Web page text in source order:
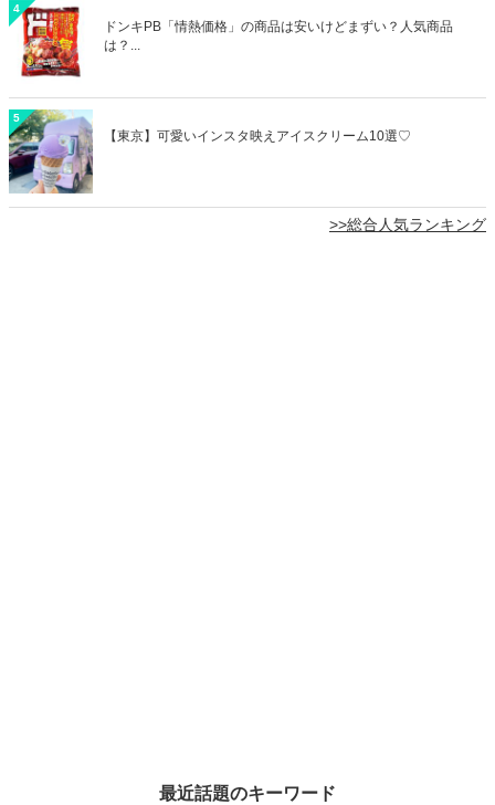
4
ドンキPB「情熱価格」の商品は安いけどまずい？人気商品
は？...
5
【東京】可愛いインスタ映えアイスクリーム10選♡
>>総合人気ランキング
最近話題のキーワード